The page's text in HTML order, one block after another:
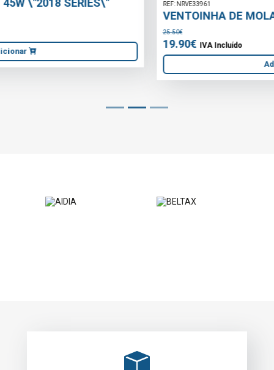
REF: NRVE33961
VENTOINHA DE MOLA 150mm
19.90€IVA Incluído
Adicionar